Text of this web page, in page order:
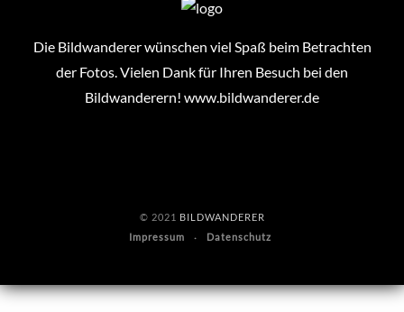
Die Bildwanderer wünschen viel Spaß beim Betrachten
der Fotos. Vielen Dank für Ihren Besuch bei den
Bildwanderern! www.bildwanderer.de
© 2021 BILDWANDERER
Impressum
Datenschutz